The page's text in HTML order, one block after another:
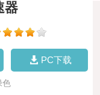
器
PC下载
色